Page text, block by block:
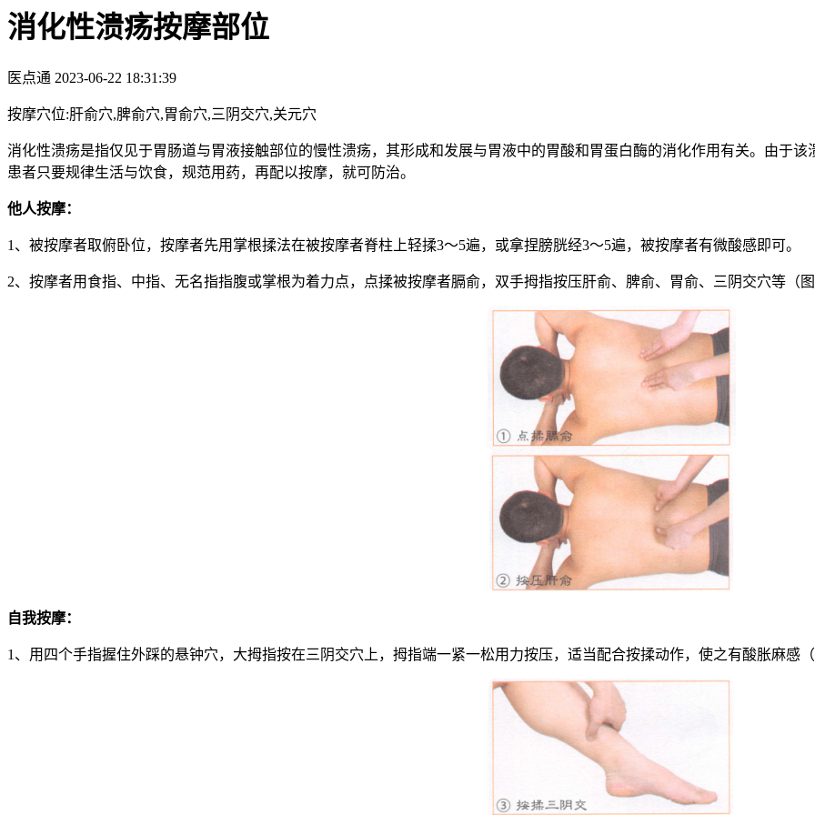
消化性溃疡按摩部位
医点通 2023-06-22 18:31:39
按摩穴位:肝俞穴,脾俞穴,胃俞穴,三阴交穴,关元穴
消化性溃疡是指仅见于胃肠道与胃液接触部位的慢性溃疡，其形成和发展与胃液中的胃酸和胃蛋白酶的消化作用有关。由于该
患者只要规律生活与饮食，规范用药，再配以按摩，就可防治。
他人按摩：
1、被按摩者取俯卧位，按摩者先用掌根揉法在被按摩者脊柱上轻揉3〜5遍，或拿捏膀胱经3〜5遍，被按摩者有微酸感即可。
2、按摩者用食指、中指、无名指指腹或掌根为着力点，点揉被按摩者膈俞，双手拇指按压肝俞、脾俞、胃俞、三阴交穴等（
自我按摩：
1、用四个手指握住外踩的悬钟穴，大拇指按在三阴交穴上，拇指端一紧一松用力按压，适当配合按揉动作，使之有酸胀麻感